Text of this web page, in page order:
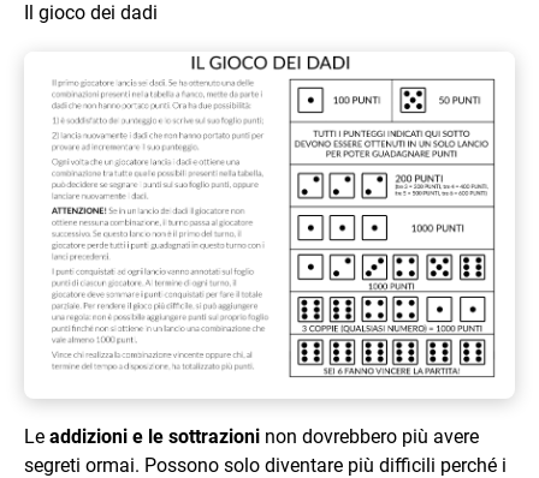
Il gioco dei dadi
Le addizioni e le sottrazioni non dovrebbero più avere
segreti ormai. Possono solo diventare più difficili perché i